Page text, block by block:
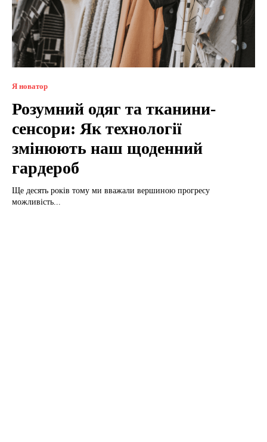
Я новатор
Розумний одяг та тканини-
сенсори: Як технології
змінюють наш щоденний
гардероб
Ще десять років тому ми вважали вершиною прогресу
можливість...